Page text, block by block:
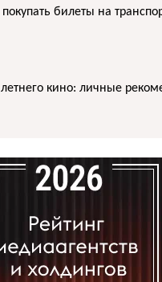
билеты на
кино: личные